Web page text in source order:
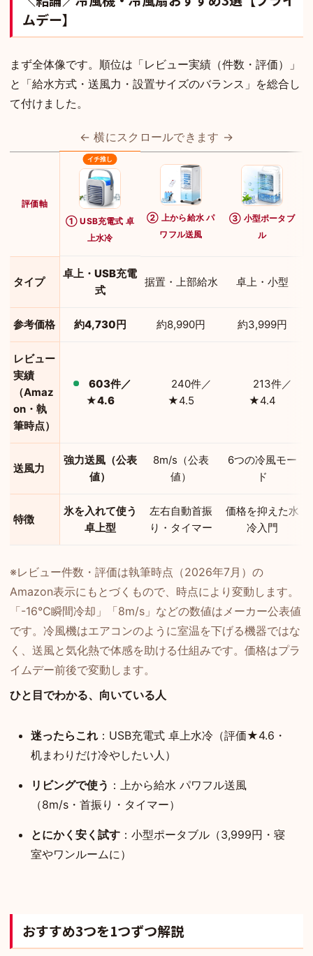
ムデー】
まず全体像です。順位は「レビュー実績（件数・評価）」
と「給水方式・送風力・設置サイズのバランス」を総合し
て付けました。
← 横にスクロールできます →
評価軸
① USB充電式 卓
上水冷
② 上から給水 パ
ワフル送風
③ 小型ポータブ
ル
タイプ
卓上・USB充電
式
据置・上部給水 卓上・小型
参考価格 約4,730円 約8,990円 約3,999円
レビュー
実績
（Amaz
on・執
筆時点）
603件／
★4.6
240件／
★4.5
213件／
★4.4
送風力
強力送風（公表
値）
8m/s（公表
値）
6つの冷風モー
ド
特徴
氷を入れて使う
卓上型
左右自動首振
り・タイマー
価格を抑えた水
冷入門
※レビュー件数・評価は執筆時点（2026年7月）の
Amazon表示にもとづくもので、時点により変動します。
「-16℃瞬間冷却」「8m/s」などの数値はメーカー公表値
です。冷風機はエアコンのように室温を下げる機器ではな
く、送風と気化熱で体感を助ける仕組みです。価格はプラ
イムデー前後で変動します。
ひと目でわかる、向いている人
迷ったらこれ ：USB充電式 卓上水冷（評価★4.6・
机まわりだけ冷やしたい人）
リビングで使う ：上から給水 パワフル送風
（8m/s・首振り・タイマー）
とにかく安く試す ：小型ポータブル（3,999円・寝
室やワンルームに）
おすすめ3つを1つずつ解説